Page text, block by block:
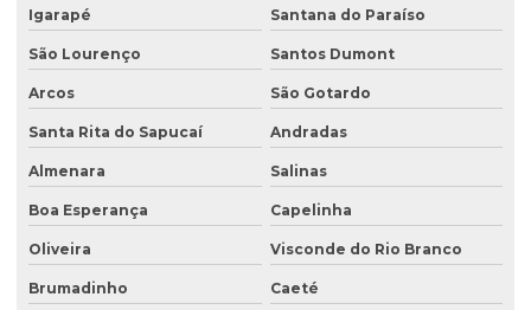
Instalação de tanques de combustíveis subterrâneos
Investigação ambiental
Investigação ambiental confirmatória
Investigação ambiental detalhada
Investigação ambiental preliminar
Investigação confirmatória
Investigação confirmatória de passivo ambiental
Igarapé Santana do Paraíso
São Lourenço Santos Dumont
Arcos São Gotardo
Santa Rita do Sapucaí Andradas
Almenara Salinas
Boa Esperança Capelinha
Oliveira Visconde do Rio Branco
Brumadinho Caeté